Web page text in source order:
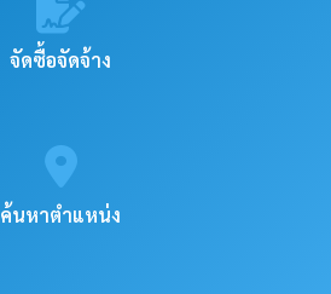
จัดซื้อจัดจ้าง
ค้นหาตำแหน่ง